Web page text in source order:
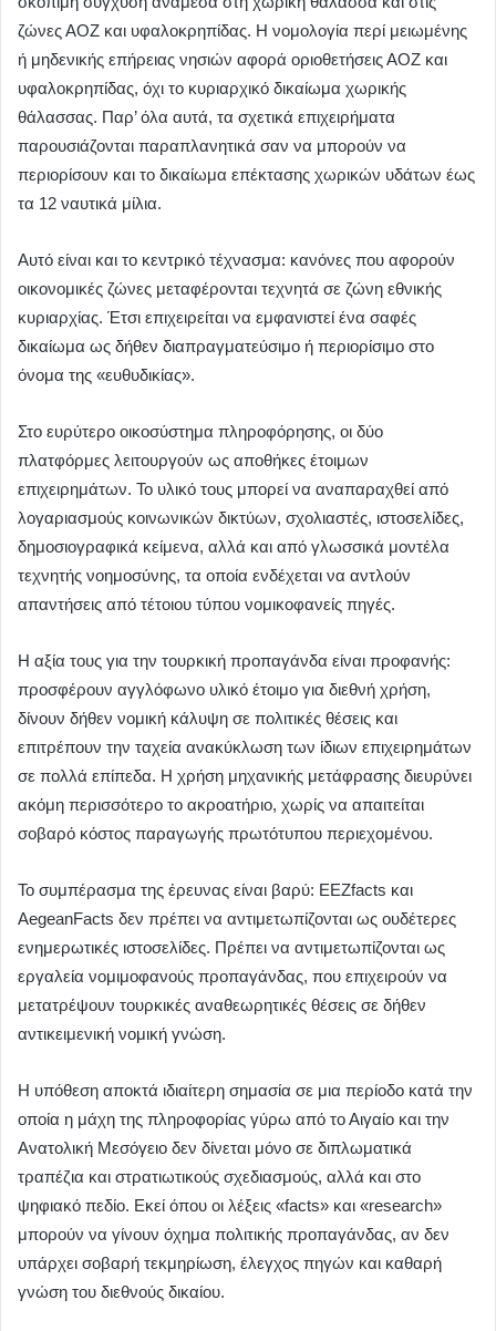
ζώνες ΑΟΖ και υφαλοκρηπίδας. Η νομολογία περί μειωμένης
ή μηδενικής επήρειας νησιών αφορά οριοθετήσεις ΑΟΖ και
υφαλοκρηπίδας, όχι το κυριαρχικό δικαίωμα χωρικής
θάλασσας. Παρ’ όλα αυτά, τα σχετικά επιχειρήματα
παρουσιάζονται παραπλανητικά σαν να μπορούν να
περιορίσουν και το δικαίωμα επέκτασης χωρικών υδάτων έως
τα 12 ναυτικά μίλια.
Αυτό είναι και το κεντρικό τέχνασμα: κανόνες που αφορούν
οικονομικές ζώνες μεταφέρονται τεχνητά σε ζώνη εθνικής
κυριαρχίας. Έτσι επιχειρείται να εμφανιστεί ένα σαφές
δικαίωμα ως δήθεν διαπραγματεύσιμο ή περιορίσιμο στο
όνομα της «ευθυδικίας».
Στο ευρύτερο οικοσύστημα πληροφόρησης, οι δύο
πλατφόρμες λειτουργούν ως αποθήκες έτοιμων
επιχειρημάτων. Το υλικό τους μπορεί να αναπαραχθεί από
λογαριασμούς κοινωνικών δικτύων, σχολιαστές, ιστοσελίδες,
δημοσιογραφικά κείμενα, αλλά και από γλωσσικά μοντέλα
τεχνητής νοημοσύνης, τα οποία ενδέχεται να αντλούν
απαντήσεις από τέτοιου τύπου νομικοφανείς πηγές.
Η αξία τους για την τουρκική προπαγάνδα είναι προφανής:
προσφέρουν αγγλόφωνο υλικό έτοιμο για διεθνή χρήση,
δίνουν δήθεν νομική κάλυψη σε πολιτικές θέσεις και
επιτρέπουν την ταχεία ανακύκλωση των ίδιων επιχειρημάτων
σε πολλά επίπεδα. Η χρήση μηχανικής μετάφρασης διευρύνει
ακόμη περισσότερο το ακροατήριο, χωρίς να απαιτείται
σοβαρό κόστος παραγωγής πρωτότυπου περιεχομένου.
Το συμπέρασμα της έρευνας είναι βαρύ: EEZfacts και
AegeanFacts δεν πρέπει να αντιμετωπίζονται ως ουδέτερες
ενημερωτικές ιστοσελίδες. Πρέπει να αντιμετωπίζονται ως
εργαλεία νομιμοφανούς προπαγάνδας, που επιχειρούν να
μετατρέψουν τουρκικές αναθεωρητικές θέσεις σε δήθεν
αντικειμενική νομική γνώση.
Η υπόθεση αποκτά ιδιαίτερη σημασία σε μια περίοδο κατά την
οποία η μάχη της πληροφορίας γύρω από το Αιγαίο και την
Ανατολική Μεσόγειο δεν δίνεται μόνο σε διπλωματικά
τραπέζια και στρατιωτικούς σχεδιασμούς, αλλά και στο
ψηφιακό πεδίο. Εκεί όπου οι λέξεις «facts» και «research»
μπορούν να γίνουν όχημα πολιτικής προπαγάνδας, αν δεν
υπάρχει σοβαρή τεκμηρίωση, έλεγχος πηγών και καθαρή
γνώση του διεθνούς δικαίου.